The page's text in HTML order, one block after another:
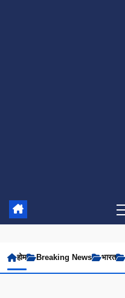
होम Breaking News भारत